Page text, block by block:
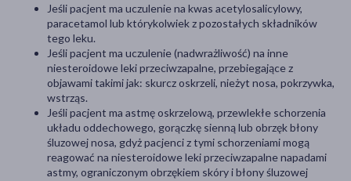
Jeśli pacjent ma uczulenie na kwas acetylosalicylowy,
paracetamol lub którykolwiek z pozostałych składników
tego leku.
Jeśli pacjent ma uczulenie (nadwrażliwość) na inne
niesteroidowe leki przeciwzapalne, przebiegające z
objawami takimi jak: skurcz oskrzeli, nieżyt nosa, pokrzywka,
wstrząs.
Jeśli pacjent ma astmę oskrzelową, przewlekłe schorzenia
układu oddechowego, gorączkę sienną lub obrzęk błony
śluzowej nosa, gdyż pacjenci z tymi schorzeniami mogą
reagować na niesteroidowe leki przeciwzapalne napadami
astmy, ograniczonym obrzękiem skóry i błony śluzowej